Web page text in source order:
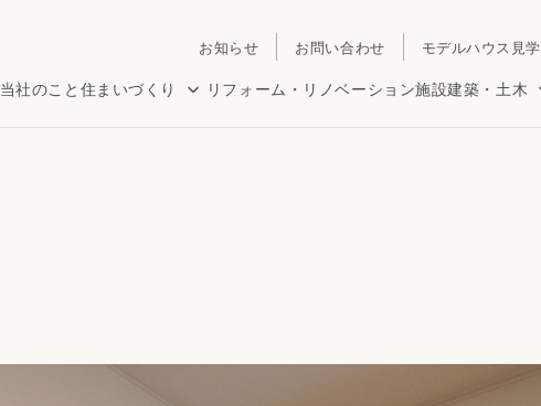
お知らせ お問い合わせ モデルハウス見学
当社のこと 住まいづくり リフォーム・リノベーション施設建築・土木